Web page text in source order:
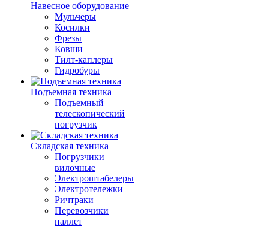
Навесное оборудование
Мульчеры
Косилки
Фрезы
Ковши
Тилт-каплеры
Гидробуры
Подъемная техника
Подъемный
телескопический
погрузчик
Складская техника
Погрузчики
вилочные
Электроштабелеры
Электротележки
Ричтраки
Перевозчики
паллет